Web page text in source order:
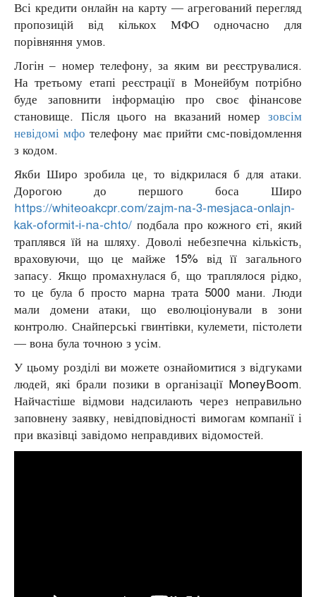
Всі кредити онлайн на карту — агрегований перегляд
пропозицій від кількох МФО одночасно для
порівняння умов.
Логін – номер телефону, за яким ви реєструвалися.
На третьому етапі реєстрації в Монейбум потрібно
буде заповнити інформацію про своє фінансове
становище. Після цього на вказаний номер зовсім
невідомі мфо телефону має прийти смс-повідомлення
з кодом.
Якби Широ зробила це, то відкрилася б для атаки.
Дорогою до першого боса Широ
https://whiteoakcpr.com/zajm-na-3-mesjaca-onlajn-
kak-oformit-i-na-chto/ подбала про кожного єті, який
траплявся їй на шляху. Доволі небезпечна кількість,
враховуючи, що це майже 15% від її загального
запасу. Якщо промахнулася б, що траплялося рідко,
то це була б просто марна трата 5000 мани. Люди
мали домени атаки, що еволюціонували в зони
контролю. Снайперські гвинтівки, кулемети, пістолети
— вона була точною з усім.
У цьому розділі ви можете ознайомитися з відгуками
людей, які брали позики в організації MoneyBoom.
Найчастіше відмови надсилають через неправильно
заповнену заявку, невідповідності вимогам компанії і
при вказівці завідомо неправдивих відомостей.